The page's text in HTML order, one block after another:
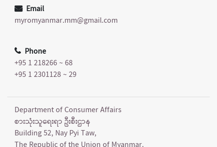
Email
myromyanmar.mm@gmail.com
Phone
+95 1 218266 ~ 68
+95 1 2301128 ~ 29
Department of Consumer Affairs
စားသုံးသူရေးရာ ဦးစီးဌာန
Building 52, Nay Pyi Taw,